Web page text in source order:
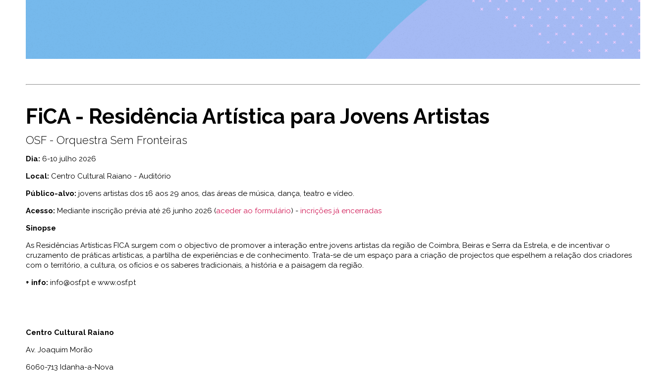
FiCA - Residência Artística para Jovens Artistas
OSF - Orquestra Sem Fronteiras
Dia: 6-10 julho 2026
Local: Centro Cultural Raiano - Auditório
Público-alvo: jovens artistas dos 16 aos 29 anos, das áreas de música, dança, teatro e vídeo.
Acesso: Mediante inscrição prévia até 26 junho 2026 (aceder ao formulário) - incrições já encerradas
Sinopse
As Residências Artísticas FICA surgem com o objectivo de promover a interação entre jovens artistas da região de Coimbra, Beiras e Serra da Estrela, e de incentivar o
cruzamento de práticas artísticas, a partilha de experiências e de conhecimento. Trata-se de um espaço para a criação de projectos que espelhem a relação dos criadores
com o território, a cultura, os ofícios e os saberes tradicionais, a história e a paisagem da região.
+ info: info@osf.pt e www.osf.pt
Centro Cultural Raiano
Av. Joaquim Morão
6060-713 Idanha-a-Nova